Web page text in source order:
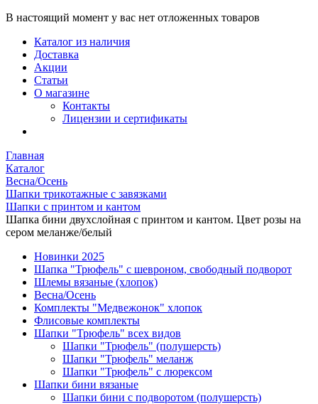
В настоящий момент у вас нет отложенных товаров
Каталог из наличия
Доставка
Акции
Статьи
О магазине
Контакты
Лицензии и сертификаты
Главная
Каталог
Весна/Осень
Шапки трикотажные с завязками
Шапки с принтом и кантом
Шапка бини двухслойная с принтом и кантом. Цвет розы на
сером меланже/белый
Новинки 2025
Шапка "Трюфель" с шевроном, свободный подворот
Шлемы вязаные (хлопок)
Весна/Осень
Комплекты "Медвежонок" хлопок
Флисовые комплекты
Шапки "Трюфель" всех видов
Шапки "Трюфель" (полушерсть)
Шапки "Трюфель" меланж
Шапки "Трюфель" с люрексом
Шапки бини вязаные
Шапки бини с подворотом (полушерсть)